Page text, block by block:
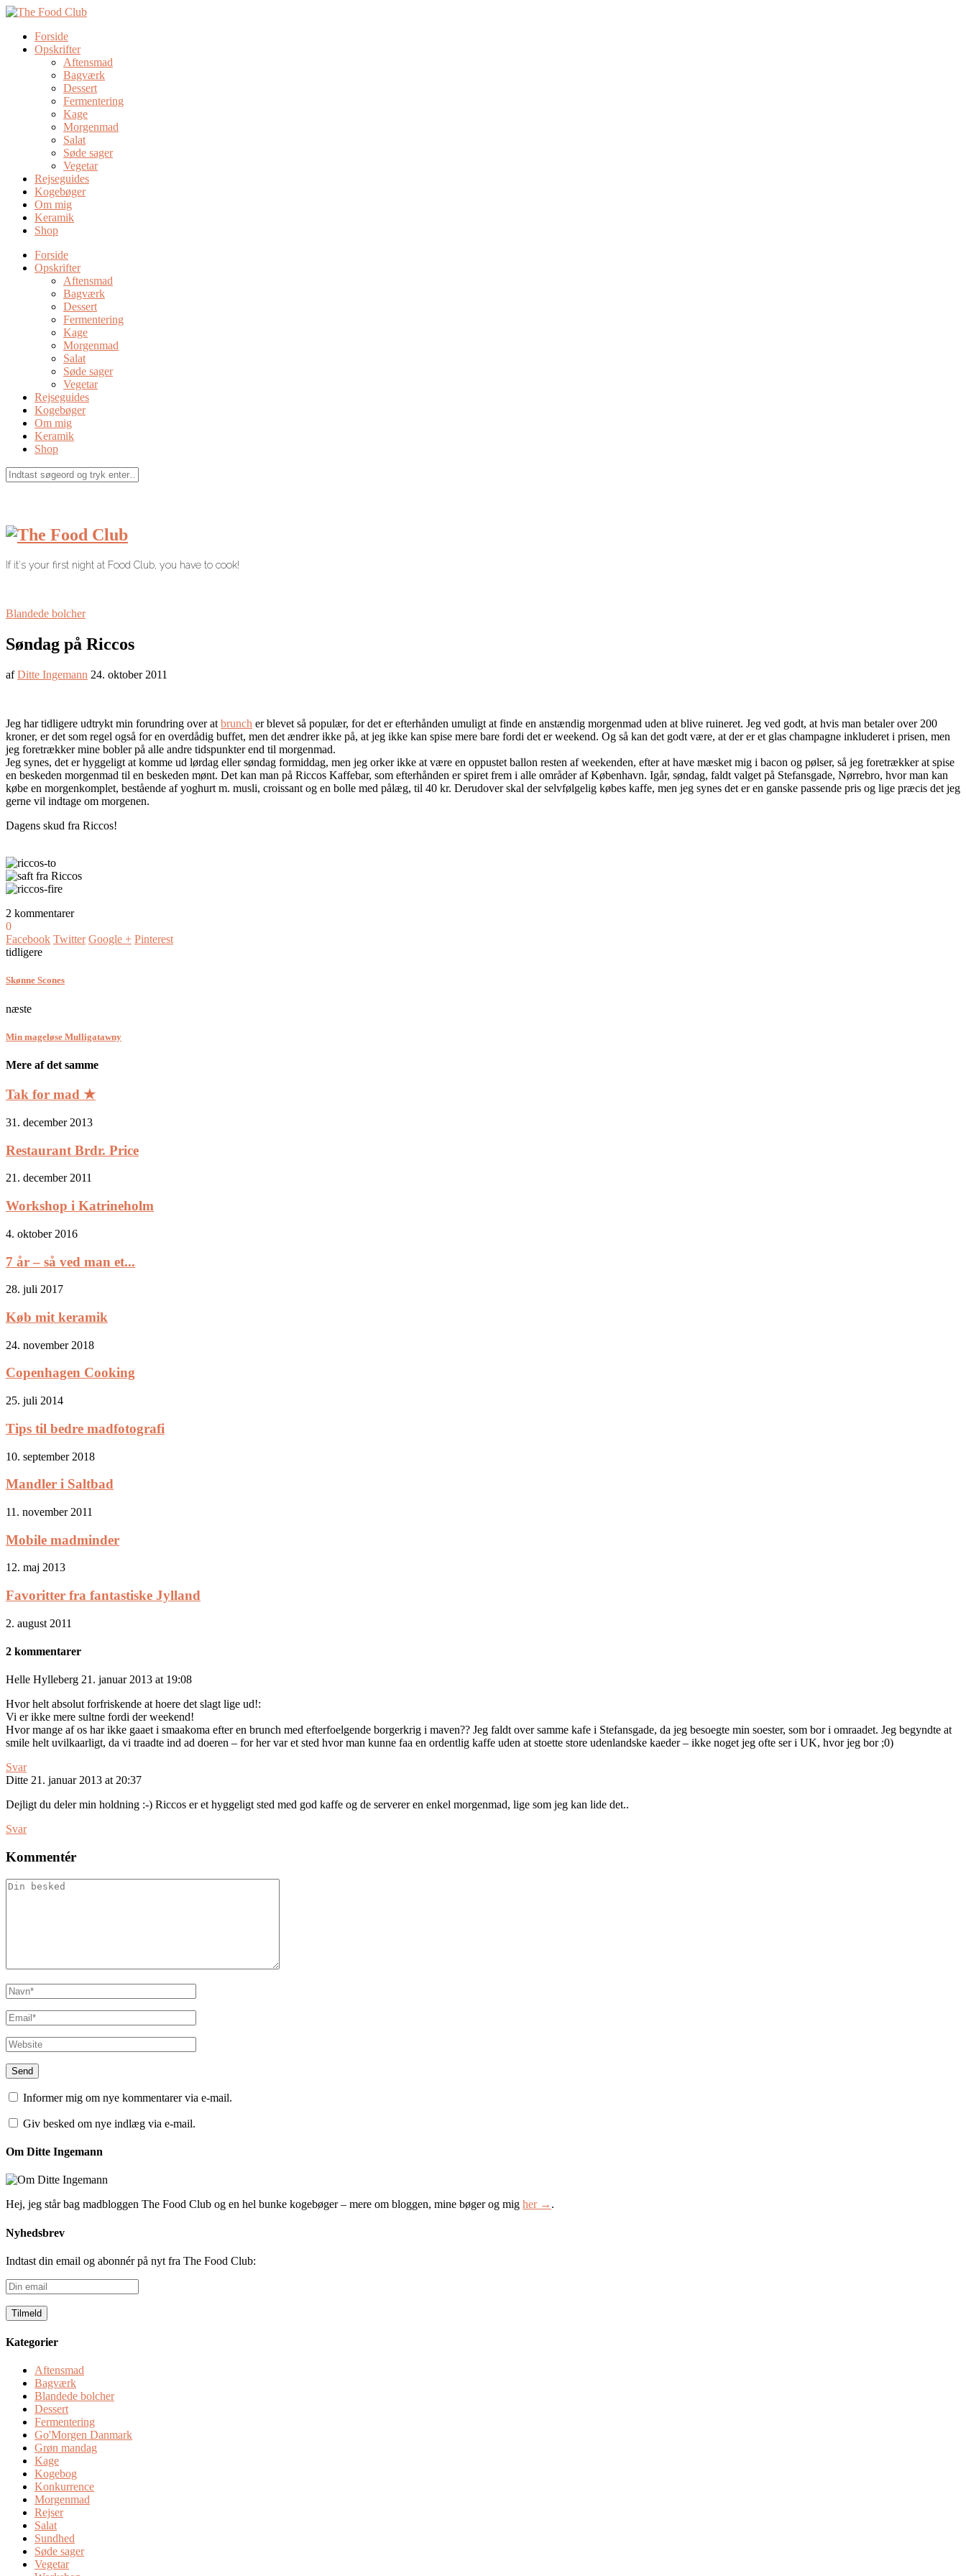
Forside
Opskrifter
Aftensmad
Bagværk
Dessert
Fermentering
Kage
Morgenmad
Salat
Søde sager
Vegetar
Rejseguides
Kogebøger
Om mig
Keramik
Shop
Forside
Opskrifter
Aftensmad
Bagværk
Dessert
Fermentering
Kage
Morgenmad
Salat
Søde sager
Vegetar
Rejseguides
Kogebøger
Om mig
Keramik
Shop
If it's your first night at Food Club, you have to cook!
Blandede bolcher
Søndag på Riccos
afDitte Ingemann 24. oktober 2011
Jeg har tidligere udtrykt min forundring over at brunch er blevet så populær, for det er efterhånden umuligt at finde en anstændig morgenmad uden at blive ruineret. Jeg ved godt, at hvis man betaler over 200
kroner, er det som regel også for en overdådig buffet, men det ændrer ikke på, at jeg ikke kan spise mere bare fordi det er weekend. Og så kan det godt være, at der er et glas champagne inkluderet i prisen, men
jeg foretrækker mine bobler på alle andre tidspunkter end til morgenmad.
Jeg synes, det er hyggeligt at komme ud lørdag eller søndag formiddag, men jeg orker ikke at være en oppustet ballon resten af weekenden, efter at have mæsket mig i bacon og pølser, så jeg foretrækker at spise
en beskeden morgenmad til en beskeden mønt. Det kan man på Riccos Kaffebar, som efterhånden er spiret frem i alle områder af København. Igår, søndag, faldt valget på Stefansgade, Nørrebro, hvor man kan
købe en morgenkomplet, bestående af yoghurt m. musli, croissant og en bolle med pålæg, til 40 kr. Derudover skal der selvfølgelig købes kaffe, men jeg synes det er en ganske passende pris og lige præcis det jeg
gerne vil indtage om morgenen.
Dagens skud fra Riccos!
2 kommentarer
0
Facebook Twitter Google + Pinterest
tidligere
Skønne Scones
næste
Min mageløse Mulligatawny
Mere af det samme
Tak for mad ★
31. december 2013
Restaurant Brdr. Price
21. december 2011
Workshop i Katrineholm
4. oktober 2016
7 år – så ved man et...
28. juli 2017
Køb mit keramik
24. november 2018
Copenhagen Cooking
25. juli 2014
Tips til bedre madfotografi
10. september 2018
Mandler i Saltbad
11. november 2011
Mobile madminder
12. maj 2013
Favoritter fra fantastiske Jylland
2. august 2011
2 kommentarer
Helle Hylleberg 21. januar 2013 at 19:08
Hvor helt absolut forfriskende at hoere det slagt lige ud!:
Vi er ikke mere sultne fordi der weekend!
Hvor mange af os har ikke gaaet i smaakoma efter en brunch med efterfoelgende borgerkrig i maven?? Jeg faldt over samme kafe i Stefansgade, da jeg besoegte min soester, som bor i omraadet. Jeg begyndte at
smile helt uvilkaarligt, da vi traadte ind ad doeren – for her var et sted hvor man kunne faa en ordentlig kaffe uden at stoette store udenlandske kaeder – ikke noget jeg ofte ser i UK, hvor jeg bor ;0)
Svar
Ditte 21. januar 2013 at 20:37
Dejligt du deler min holdning :-) Riccos er et hyggeligt sted med god kaffe og de serverer en enkel morgenmad, lige som jeg kan lide det..
Svar
Kommentér
Informer mig om nye kommentarer via e-mail.
Giv besked om nye indlæg via e-mail.
Om Ditte Ingemann
Hej, jeg står bag madbloggen The Food Club og en hel bunke kogebøger – mere om bloggen, mine bøger og mig her → .
Nyhedsbrev
Indtast din email og abonnér på nyt fra The Food Club:
Din
email
Kategorier
Aftensmad
Bagværk
Blandede bolcher
Dessert
Fermentering
Go'Morgen Danmark
Grøn mandag
Kage
Kogebog
Konkurrence
Morgenmad
Rejser
Salat
Sundhed
Søde sager
Vegetar